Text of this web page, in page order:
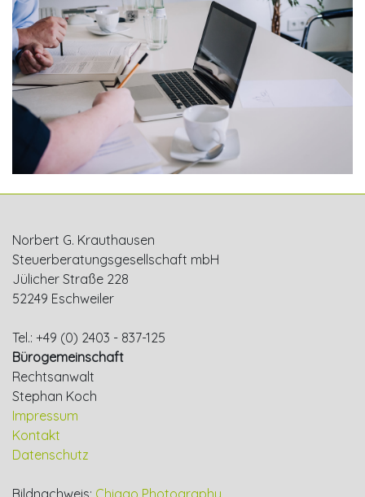
Norbert G. Krauthausen
Steuerberatungsgesellschaft mbH
Jülicher Straße 228
52249 Eschweiler
Tel.: +49 (0) 2403 - 837-125
Bürogemeinschaft
Rechtsanwalt
Stephan Koch
Impressum
Kontakt
Datenschutz